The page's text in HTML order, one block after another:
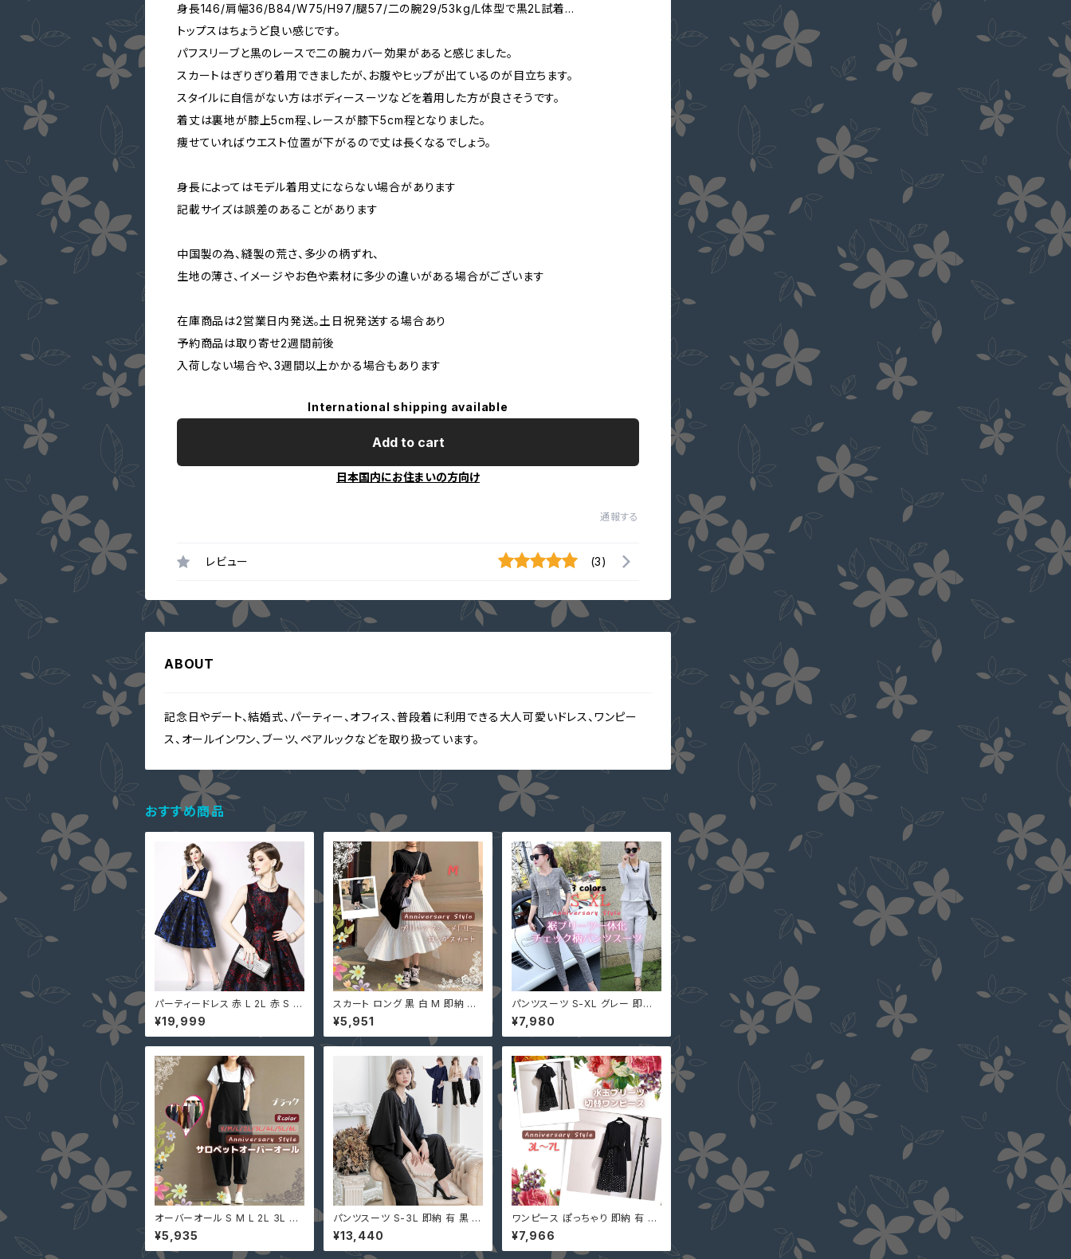
身長146/肩幅36/B84/W75/H97/腿57/二の腕29/53kg/L体型で黒2L試着…
トップスはちょうど良い感じです。
パフスリーブと黒のレースで二の腕カバー効果があると感じました。
スカートはぎりぎり着用できましたが、お腹やヒップが出ているのが目立ちます。
スタイルに自信がない方はボディースーツなどを着用した方が良さそうです。
着丈は裏地が膝上5cm程、レースが膝下5cm程となりました。
痩せていればウエスト位置が下がるので丈は長くなるでしょう。
身長によってはモデル着用丈にならない場合があります
記載サイズは誤差のあることがあります
中国製の為、縫製の荒さ、多少の柄ずれ、
生地の薄さ、イメージやお色や素材に多少の違いがある場合がございます
在庫商品は2営業日内発送。土日祝発送する場合あり
予約商品は取り寄せ2週間前後
入荷しない場合や、3週間以上かかる場合もあります
International shipping available
Add to cart
日本国内にお住まいの方向け
通報する
レビュー (3)
ABOUT
記念日やデート、結婚式、パーティー、オフィス、普段着に利用できる大人可愛いドレス、ワンピー
ス、オールインワン、ブーツ、ペアルックなどを取り扱っています。
おすすめ商品
パーティードレス 赤 L 2L 赤 S M
ジャガード織 MD-S162296 大き
いサイズ パーティー 披露宴 発表
会 演奏会 花柄 ノースリーブ ワン
¥19,999
スカート ロング 黒 白 M 即納 プ
リーツ フレアー アシンメトリー 9
0012756 ミモレ丈 膝下丈 膝丈
ボトムス ブラック ホワイト 不規則
¥5,951
パンツスーツ S-XL グレー 即納
水色 上下セット セットアップ チェ
ック柄 スリム 52042 プリーツ レ
ディース フォーマル 長袖 秋服 入
¥7,980
オーバーオール S M L 2L 3L 4L
5L 8色 黒 即納 有 ぽっちゃり 大
きいサイズ pl367 オールインワ
ン レディース サロペット パンツ
¥5,935
パンツスーツ S-3L 即納 有 黒 ネ
イビー ブラウン ガウチョ パンツド
レス 七分袖 ケープ マント 無地
上下セット 二次会 結婚式 YJ-88
¥13,440
ワンピース ぽっちゃり 即納 有 3L
4L 5L 6L 7L 大きいサイズ レデ
ィース 袖あり BXC-606166 長
袖 or 半袖 大人 可愛い 重ねる風
¥7,966